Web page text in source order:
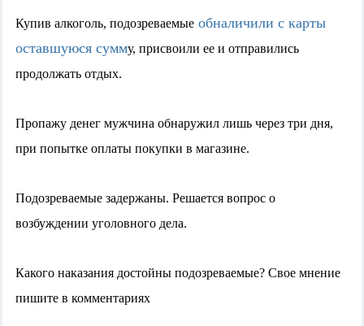
Купив алкоголь, подозреваемые обналичили с карты
оставшуюся сумму, присвоили ее и отправились
продолжать отдых.
Пропажу денег мужчина обнаружил лишь через три дня,
при попытке оплаты покупки в магазине.
Подозреваемые задержаны. Решается вопрос о
возбуждении уголовного дела.
Какого наказания достойны подозреваемые? Свое мнение
пишите в комментариях